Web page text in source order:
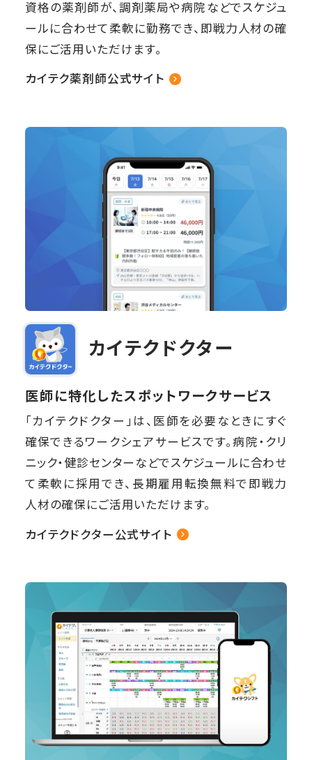
資格の薬剤師が、調剤薬局や病院などでスケジュ
ールに合わせて柔軟に勤務でき、即戦力人材の確
保にご活用いただけます。
カイテク薬剤師公式サイト
カイテクドクター
医師に特化したスポットワークサービス
「カイテクドクター」は、医師を必要なときにすぐ
確保できるワークシェアサービスです。病院・クリ
ニック・健診センターなどでスケジュールに合わせ
て柔軟に採用でき、長期雇用転換無料で即戦力
人材の確保にご活用いただけます。
カイテクドクター公式サイト